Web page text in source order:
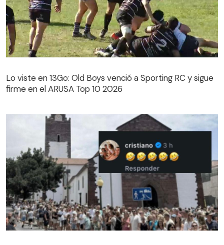
Lo viste en 13Go: Old Boys venció a Sporting RC y sigue
firme en el ARUSA Top 10 2026